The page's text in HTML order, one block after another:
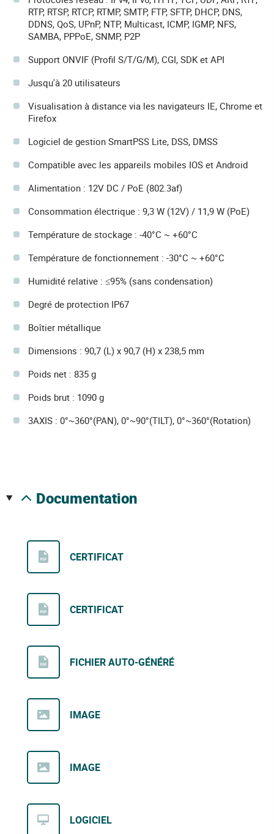
RTP, RTSP, RTCP, RTMP, SMTP, FTP, SFTP, DHCP, DNS,
DDNS, QoS, UPnP, NTP, Multicast, ICMP, IGMP, NFS,
SAMBA, PPPoE, SNMP, P2P
Support ONVIF (Profil S/T/G/M), CGI, SDK et API
Jusqu'à 20 utilisateurs
Visualisation à distance via les navigateurs IE, Chrome et
Firefox
Logiciel de gestion SmartPSS Lite, DSS, DMSS
Compatible avec les appareils mobiles IOS et Android
Alimentation : 12V DC / PoE (802.3af)
Consommation électrique : 9,3 W (12V) / 11,9 W (PoE)
Température de stockage : -40°C ~ +60°C
Température de fonctionnement : -30°C ~ +60°C
Humidité relative : ≤95% (sans condensation)
Degré de protection IP67
Boîtier métallique
Dimensions : 90,7 (L) x 90,7 (H) x 238,5 mm
Poids net : 835 g
Poids brut : 1090 g
3AXIS : 0°~360°(PAN), 0°~90°(TILT), 0°~360°(Rotation)
documentation
CERTIFICAT
CERTIFICAT
FICHIER AUTO-GÉNÉRÉ
IMAGE
IMAGE
LOGICIEL